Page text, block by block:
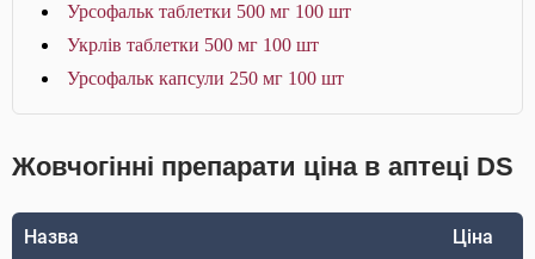
Урсофальк таблетки 500 мг 100 шт
Укрлів таблетки 500 мг 100 шт
Урсофальк капсули 250 мг 100 шт
Жовчогінні препарати ціна в аптеці DS
Назва Ціна